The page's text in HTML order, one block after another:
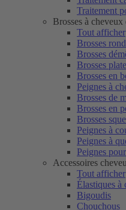
Traitement
Brosses à cheveux
Tout afficher
Brosses
Brosses
Brosses
Brosses en
Peignes à
Brosses de
Brosses en
Brosses
Peignes à
Peignes à
Peignes
Accessoires
Tout afficher
Élastiques à
Bigoudis
Chouchous